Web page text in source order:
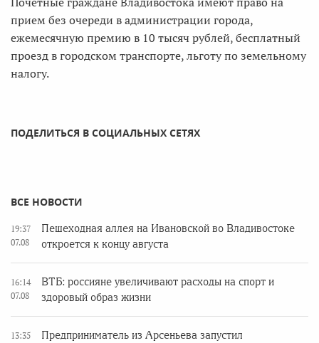
прием без очереди в администрации города,
ежемесячную премию в 10 тысяч рублей, бесплатный
проезд в городском транспорте, льготу по земельному
налогу.
ПОДЕЛИТЬСЯ В СОЦИАЛЬНЫХ СЕТЯХ
ВСЕ НОВОСТИ
19:37
07.08
Пешеходная аллея на Ивановской во Владивостоке
откроется к концу августа
16:14
07.08
ВТБ: россияне увеличивают расходы на спорт и
здоровый образ жизни
13:35
Предприниматель из Арсеньева запустил